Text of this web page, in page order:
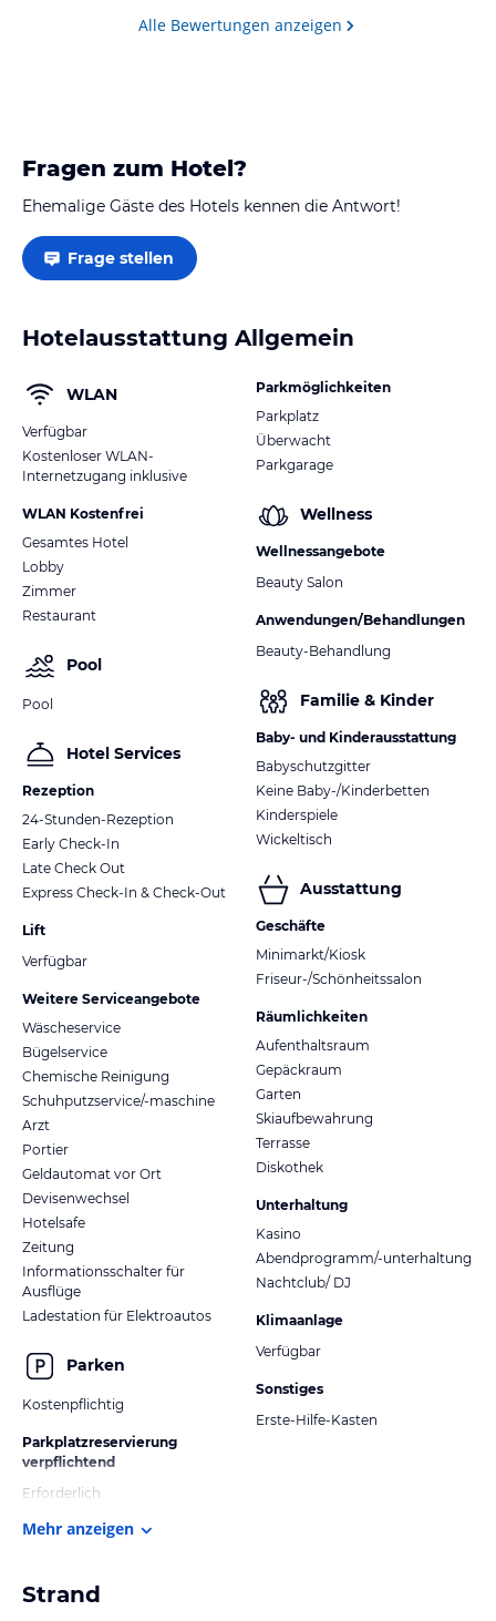
Alle Bewertungen anzeigen
Fragen zum Hotel?
Ehemalige Gäste des Hotels kennen die Antwort!
Frage stellen
Hotelausstattung Allgemein
WLAN
Verfügbar
Kostenloser WLAN-
Internetzugang inklusive
WLAN Kostenfrei
Gesamtes Hotel
Lobby
Zimmer
Restaurant
Pool
Pool
Hotel Services
Rezeption
24-Stunden-Rezeption
Early Check-In
Late Check Out
Express Check-In & Check-Out
Lift
Verfügbar
Weitere Serviceangebote
Wäscheservice
Bügelservice
Chemische Reinigung
Schuhputzservice/-maschine
Arzt
Portier
Geldautomat vor Ort
Devisenwechsel
Hotelsafe
Zeitung
Informationsschalter für
Ausflüge
Ladestation für Elektroautos
Parken
Kostenpflichtig
Parkplatzreservierung
verpflichtend
Erforderlich
Parkmöglichkeiten
Parkplatz
Überwacht
Parkgarage
Wellness
Wellnessangebote
Beauty Salon
Anwendungen/Behandlungen
Beauty-Behandlung
Familie & Kinder
Baby- und Kinderausstattung
Babyschutzgitter
Keine Baby-/Kinderbetten
Kinderspiele
Wickeltisch
Ausstattung
Geschäfte
Minimarkt/Kiosk
Friseur-/Schönheitssalon
Räumlichkeiten
Aufenthaltsraum
Gepäckraum
Garten
Skiaufbewahrung
Terrasse
Diskothek
Unterhaltung
Kasino
Abendprogramm/-unterhaltung
Nachtclub/ DJ
Klimaanlage
Verfügbar
Sonstiges
Erste-Hilfe-Kasten
Mehr anzeigen
Strand